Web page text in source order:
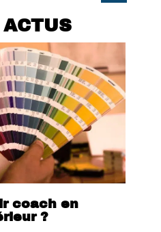
ACTUS
coach en
?